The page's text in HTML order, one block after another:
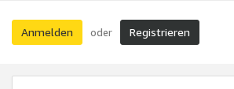
Anmelden oder Registrieren